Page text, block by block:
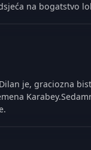
na bogatstvo
je, graciozna